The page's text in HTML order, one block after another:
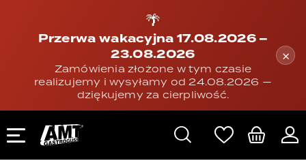
🌴
Przerwa wakacyjna 17.08.2026 –
23.08.2026
Zamówienia złożone w tym czasie
realizujemy i wysyłamy od 24.08.2026 —
dziękujemy za cierpliwość.
×